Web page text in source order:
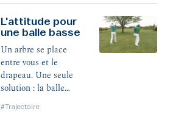
pour vous : le pitch
and run.
L'attitude pour
une balle basse
Un arbre se place
entre vous et le
drapeau. Une seule
solution : la balle
#Trajectoire